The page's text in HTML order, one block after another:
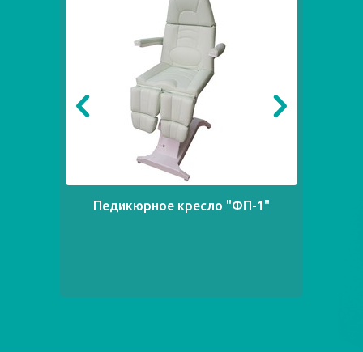
Педикюрное кресло "ФП-1"